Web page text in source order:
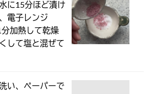
に15分ほど漬け
電子レンジ
分加熱して乾燥
して塩と混ぜて
い、ペーパーで